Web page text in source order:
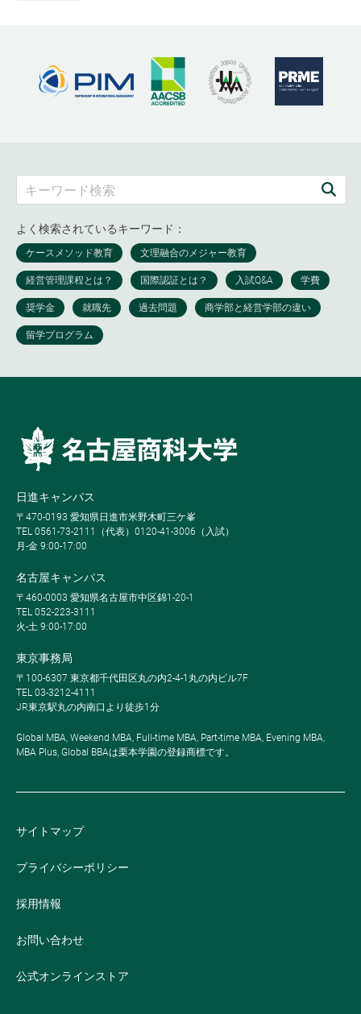
よく検索されているキーワード：
日進キャンパス
〒470-0193 愛知県日進市米野木町三ケ峯
TEL 0561-73-2111（代表）0120-41-3006（入試）
月-金 9:00-17:00
名古屋キャンパス
〒460-0003 愛知県名古屋市中区錦1-20-1
TEL 052-223-3111
火-土 9:00-17:00
東京事務局
〒100-6307 東京都千代田区丸の内2-4-1丸の内ビル7F
TEL 03-3212-4111
JR東京駅丸の内南口より徒歩1分
Global MBA, Weekend MBA, Full-time MBA, Part-time MBA, Evening MBA,
MBA Plus, Global BBAは栗本学園の登録商標です。
サイトマップ
プライバシーポリシー
採用情報
お問い合わせ
公式オンラインストア